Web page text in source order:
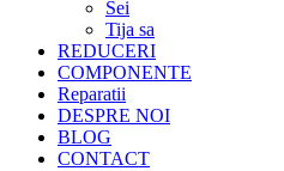
Sei
Tija sa
REDUCERI
COMPONENTE
Reparatii
DESPRE NOI
BLOG
CONTACT